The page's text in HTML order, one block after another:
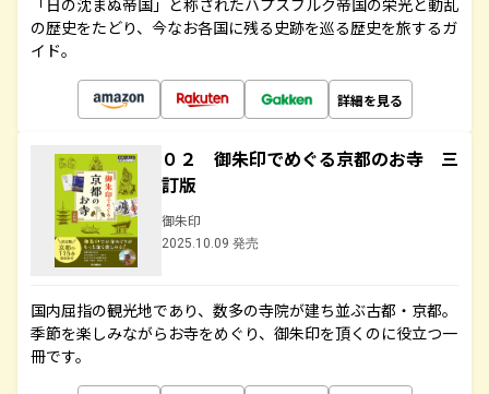
「日の沈まぬ帝国」と称されたハプスブルク帝国の栄光と動乱
の歴史をたどり、今なお各国に残る史跡を巡る歴史を旅するガ
イド。
詳細を見る
０２ 御朱印でめぐる京都のお寺 三
訂版
御朱印
2025.10.09 発売
国内屈指の観光地であり、数多の寺院が建ち並ぶ古都・京都。
季節を楽しみながらお寺をめぐり、御朱印を頂くのに役立つ一
冊です。